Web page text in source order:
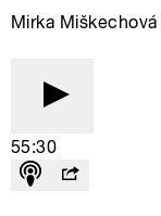
Mirka
55:30